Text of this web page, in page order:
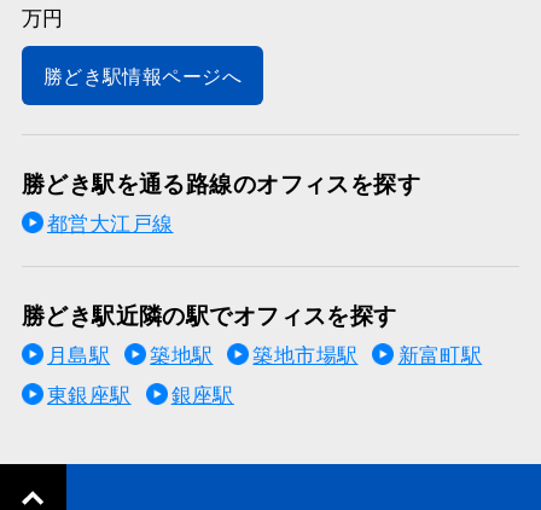
万円
勝どき駅情報ページへ
勝どき駅を通る路線のオフィスを探す
都営大江戸線
勝どき駅近隣の駅でオフィスを探す
月島駅 築地駅 築地市場駅
新富町駅
東銀座駅
銀座駅